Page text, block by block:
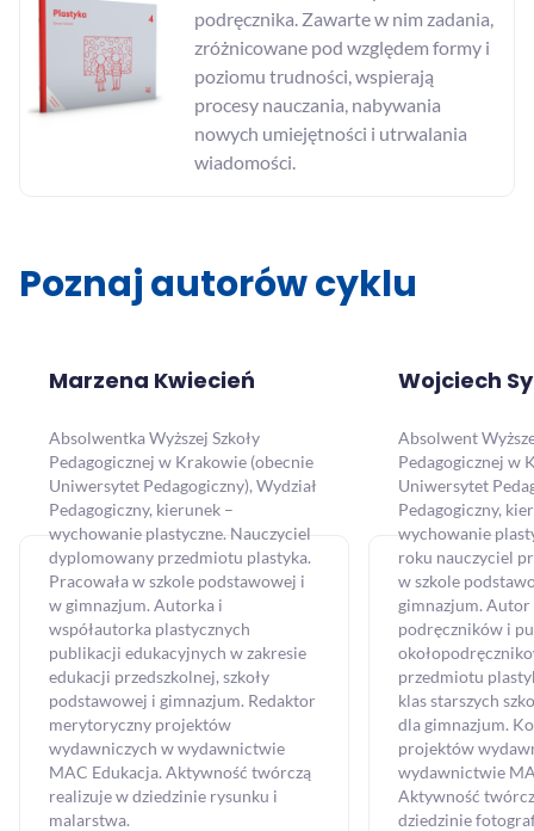
podręcznika. Zawarte w nim zadania,
zróżnicowane pod względem formy i
poziomu trudności, wspierają
procesy nauczania, nabywania
nowych umiejętności i utrwalania
wiadomości.
Poznaj autorów cyklu
Marzena Kwiecień
Absolwentka Wyższej Szkoły
Pedagogicznej w Krakowie (obecnie
Uniwersytet Pedagogiczny), Wydział
Pedagogiczny, kierunek –
wychowanie plastyczne. Nauczyciel
dyplomowany przedmiotu plastyka.
Pracowała w szkole podstawowej i
w gimnazjum. Autorka i
współautorka plastycznych
publikacji edukacyjnych w zakresie
edukacji przedszkolnej, szkoły
podstawowej i gimnazjum. Redaktor
merytoryczny projektów
wydawniczych w wydawnictwie
MAC Edukacja. Aktywność twórczą
realizuje w dziedzinie rysunku i
malarstwa.
Wojciech
Absolwent
Pedagogicznej w
Uniwersytet
Pedagogiczny,
wychowanie
roku nauczyciel
w szkole
gimnazjum.
podręczników i
przedmiotu
klas starszych
dla gimnazjum.
projektów
wydawnictwie
Aktywność
dziedzinie